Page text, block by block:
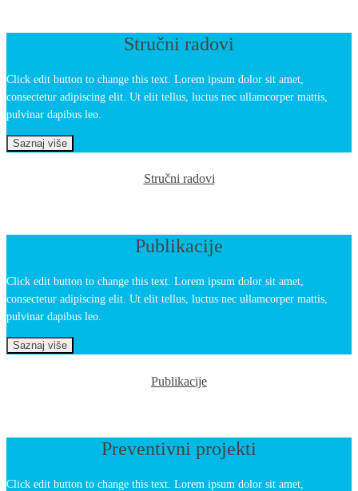
Stručni radovi
Click edit button to change this text. Lorem ipsum dolor sit amet,
consectetur adipiscing elit. Ut elit tellus, luctus nec ullamcorper mattis,
pulvinar dapibus leo.
Saznaj više
Stručni radovi
Publikacije
Click edit button to change this text. Lorem ipsum dolor sit amet,
consectetur adipiscing elit. Ut elit tellus, luctus nec ullamcorper mattis,
pulvinar dapibus leo.
Saznaj više
Publikacije
Preventivni projekti
Click edit button to change this text. Lorem ipsum dolor sit amet,